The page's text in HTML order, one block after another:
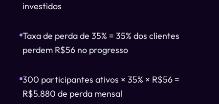
investidos
Taxa de perda de 35% = 35% dos clientes
perdem R$56 no progresso
300 participantes ativos × 35% × R$56 =
R$5.880 de perda mensal